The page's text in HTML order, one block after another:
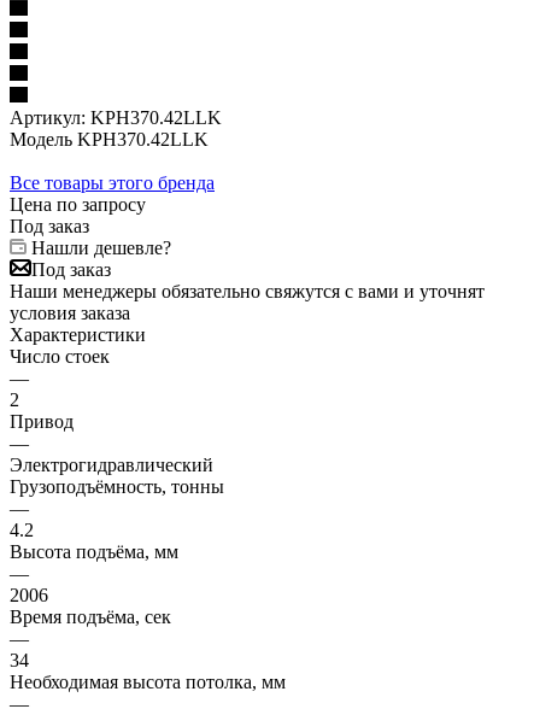
Артикул: KPH370.42LLK
Модель KPH370.42LLK
Все товары этого бренда
Цена по запросу
Под заказ
Нашли дешевле?
Под заказ
Наши менеджеры обязательно свяжутся с вами и уточнят
условия заказа
Характеристики
Число стоек
—
2
Привод
—
Электрогидравлический
Грузоподъёмность, тонны
—
4.2
Высота подъёма, мм
—
2006
Время подъёма, сек
—
34
Необходимая высота потолка, мм
—